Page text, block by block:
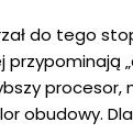
do tego
przypominają
procesor,
obudowy.